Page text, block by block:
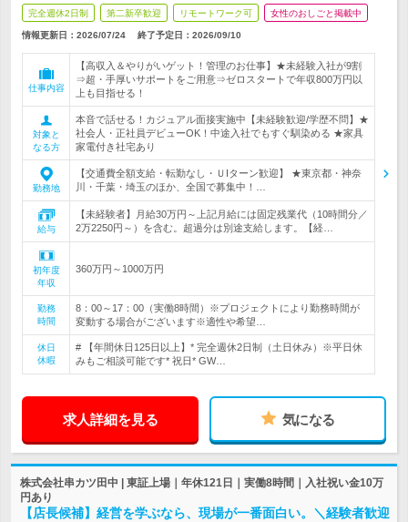
完全週休2日制 第二新卒歓迎 リモートワーク可 女性のおしごと掲載中
情報更新日：2026/07/24 終了予定日： 2026/09/10
仕事内容
【高収入＆やりがいゲット！管理のお仕事】★未経験入社が9割
⇒超・手厚いサポートをご用意⇒ゼロスタートで年収800万円以
上も目指せる！
対象と
なる方
本音で話せる！カジュアル面接実施中【未経験歓迎/学歴不問】★
社会人・正社員デビューOK！中途入社でもすぐ馴染める ★家具
家電付き社宅あり
勤務地
【交通費全額支給・転勤なし・ＵIターン歓迎】 ★東京都・神奈
川・千葉・埼玉のほか、全国で募集中！…
給与
【未経験者】月給30万円～上記月給には固定残業代（10時間分／
2万2250円～）を含む。超過分は別途支給します。【経…
初年度
年収
360万円～1000万円
勤務
時間
8：00～17：00（実働8時間）※プロジェクトにより勤務時間が
変動する場合がございます※適性や希望…
休日
休暇
# 【年間休日125日以上】* 完全週休2日制（土日休み）※平日休
みもご相談可能です* 祝日* GW…
求人詳細を見る 気になる
株式会社串カツ田中 | 東証上場｜年休121日｜実働8時間｜入社祝い金10万
円あり
【店長候補】経営を学ぶなら、現場が一番面白い。＼経験者歓迎